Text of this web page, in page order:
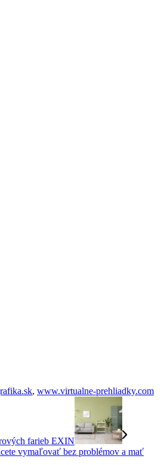
, www.virtualne-prehliadky.com
farieb EXIN
vymaľovať bez problémov a mať